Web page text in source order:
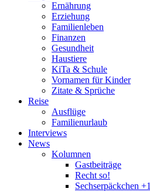
Ernährung
Erziehung
Familienleben
Finanzen
Gesundheit
Haustiere
KiTa & Schule
Vornamen für Kinder
Zitate & Sprüche
Reise
Ausflüge
Familienurlaub
Interviews
News
Kolumnen
Gastbeiträge
Recht so!
Sechserpäckchen +1